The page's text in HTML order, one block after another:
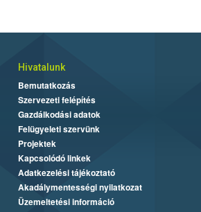
Hivatalunk
Bemutatkozás
Szervezeti felépítés
Gazdálkodási adatok
Felügyeleti szervünk
Projektek
Kapcsolódó linkek
Adatkezelési tájékoztató
Akadálymentességi nyilatkozat
Üzemeltetési információ